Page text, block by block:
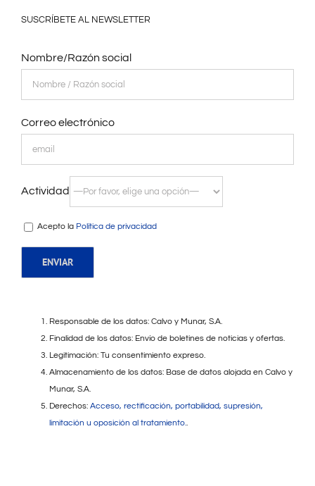
SUSCRÍBETE AL NEWSLETTER
Nombre/Razón social
Correo electrónico
Actividad
Acepto la Política de privacidad
Responsable de los datos: Calvo y Munar, S.A.
Finalidad de los datos: Envío de boletines de noticias y ofertas.
Legitimación: Tu consentimiento expreso.
Almacenamiento de los datos: Base de datos alojada en Calvo y
Munar, S.A.
Derechos: Acceso, rectificación, portabilidad, supresión,
limitación u oposición al tratamiento..